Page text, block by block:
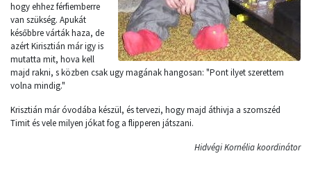
hogy ehhez férfiemberre
van szükség. Apukát
későbbre várták haza, de
azért Kirisztián már igy is
mutatta mit, hova kell
majd rakni, s közben csak ugy magának hangosan: "Pont ilyet szerettem
volna mindig."
Krisztián már óvodába készül, és tervezi, hogy majd áthivja a szomszéd
Timit és vele milyen jókat fog a flipperen játszani.
Hidvégi Kornélia koordinátor